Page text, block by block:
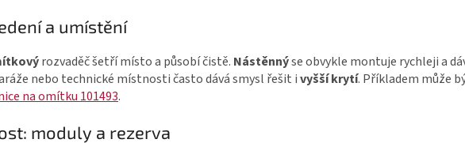
k
y
a umístění
rozvaděč šetří místo a působí čistě. Nástěnnýse obvykle montuje rychleji a
nebo technické místnosti často dává smysl řešit ivyšší krytí. Příkladem může
na omítku 101493.
moduly a rezerva